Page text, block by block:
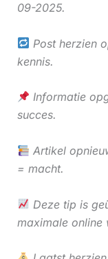
09-2025.
Post herzien
kennis.
Informatie
succes.
Artikel
= macht.
Deze tip is
maximale online